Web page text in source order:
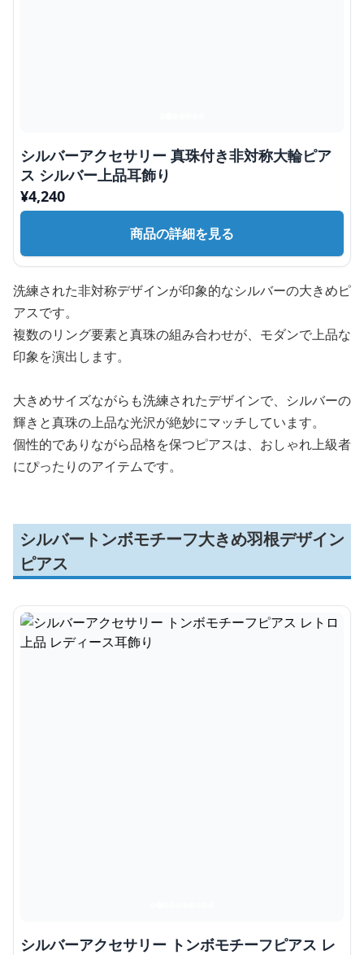
シルバーアクセサリー 真珠付き非対称大輪ピア
ス シルバー上品耳飾り
¥4,240
商品の詳細を見る
洗練された非対称デザインが印象的なシルバーの大きめピ
アスです。
複数のリング要素と真珠の組み合わせが、モダンで上品な
印象を演出します。
大きめサイズながらも洗練されたデザインで、シルバーの
輝きと真珠の上品な光沢が絶妙にマッチしています。
個性的でありながら品格を保つピアスは、おしゃれ上級者
にぴったりのアイテムです。
シルバートンボモチーフ大きめ羽根デザイン
ピアス
シルバーアクセサリー トンボモチーフピアス レ